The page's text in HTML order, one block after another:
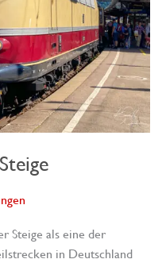
Steige als eine der
in Deutschland